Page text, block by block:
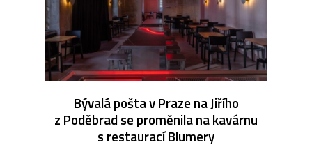
Bývalá pošta v Praze na Jiřího
z Poděbrad se proměnila na kavárnu
s restaurací Blumery